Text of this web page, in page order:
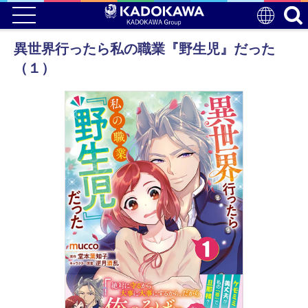
異世界行ったら私の職業『野生児』だった
（１）